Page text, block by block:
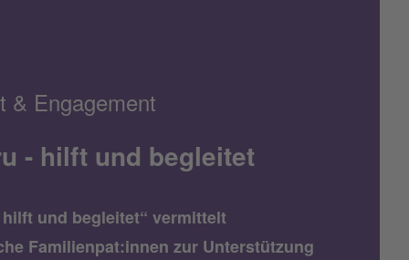
& Engagement
- hilft und begleitet
und begleitet“ vermittelt
Familienpat:innen zur Unterstützung